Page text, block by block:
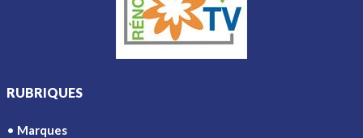
RUBRIQUES
Marques